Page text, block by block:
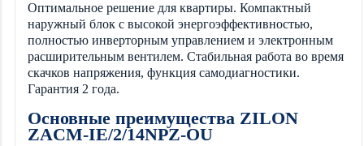
Оптимальное решение для квартиры. Компактный
наружный блок с высокой энергоэффективностью,
полностью инверторным управлением и электронным
расширительным вентилем. Стабильная работа во время
скачков напряжения, функция самодиагностики.
Гарантия 2 года.
Основные преимущества ZILON
ZACM-IE/2/14NPZ-OU